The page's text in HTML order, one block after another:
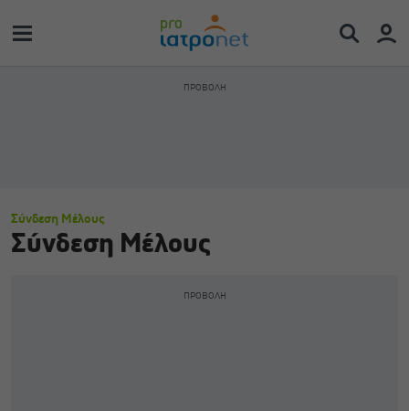
Σύνδεση Μέλους
Σύνδεση Μέλους